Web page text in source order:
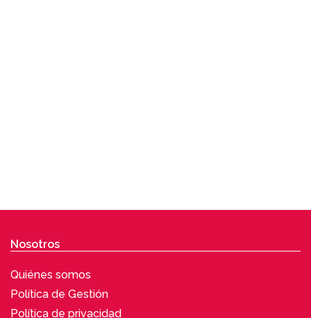
Nosotros
Quiénes somos
Política de Gestión
Política de privacidad